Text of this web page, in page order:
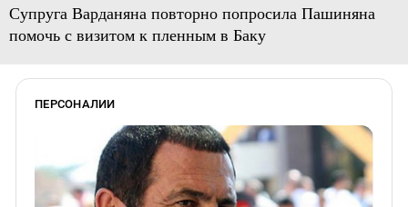
Супруга Варданяна повторно попросила Пашиняна
помочь с визитом к пленным в Баку
ПЕРСОНАЛИИ